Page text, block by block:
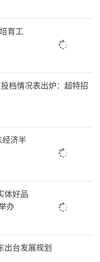
育工
档情况表出炉：超特招
济半
体好品
办
出台发展规划